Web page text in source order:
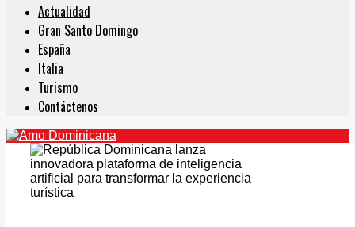
Actualidad
Gran Santo Domingo
España
Italia
Turismo
Contáctenos